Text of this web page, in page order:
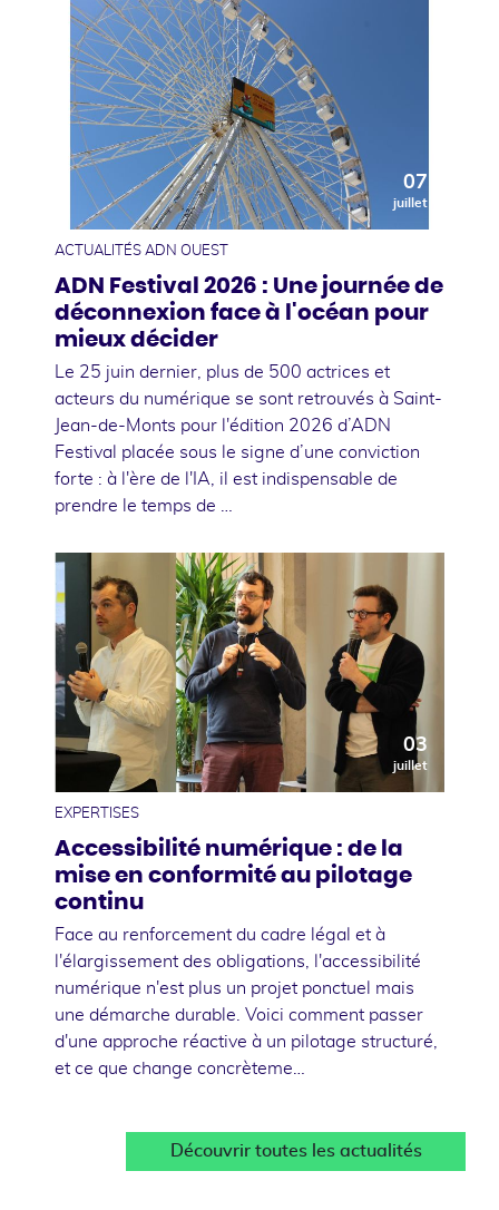
07
juillet
ACTUALITÉS ADN OUEST
ADN Festival 2026 : Une journée de
déconnexion face à l'océan pour
mieux décider
Le 25 juin dernier, plus de 500 actrices et
acteurs du numérique se sont retrouvés à Saint-
Jean-de-Monts pour l'édition 2026 d’ADN
Festival placée sous le signe d’une conviction
forte : à l'ère de l'IA, il est indispensable de
prendre le temps de …
03
juillet
EXPERTISES
Accessibilité numérique : de la
mise en conformité au pilotage
continu
Face au renforcement du cadre légal et à
l'élargissement des obligations, l'accessibilité
numérique n'est plus un projet ponctuel mais
une démarche durable. Voici comment passer
d'une approche réactive à un pilotage structuré,
et ce que change concrèteme…
Découvrir toutes les actualités